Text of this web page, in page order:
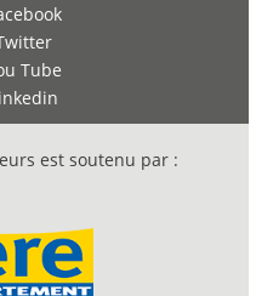
Tube
est soutenu par :